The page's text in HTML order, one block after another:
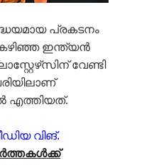
പ്രകടനം
ഇന്ത്യൻ
വേണ്ടി
എത്തിയത്.
വിങ്.